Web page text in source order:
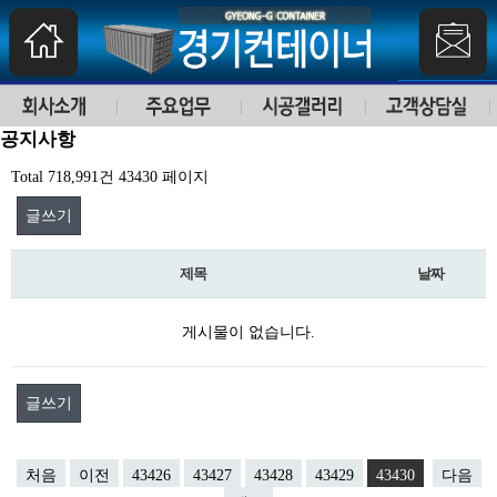
공지사항
Total 718,991건 43430 페이지
글쓰기
제목 날짜
게시물이 없습니다.
글쓰기
처음 이전 43426 43427 43428 43429 43430
다음